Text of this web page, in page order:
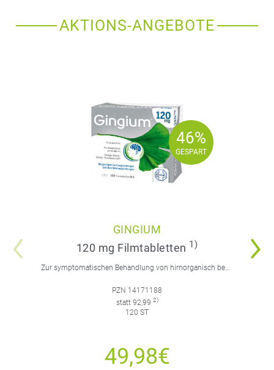
AKTIONS-ANGEBOTE
46%
GESPART
46%
GESPART
GINGIUM
120 mg Filmtabletten 1)
Zur symptomatischen Behandlung von hirnorganisch bedingten geistigen Leistungseinbußen.
PZN 14171188
statt 92,99 2)
120 ST
49,98€